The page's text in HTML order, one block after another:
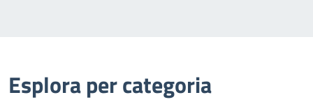
Esplora per categoria